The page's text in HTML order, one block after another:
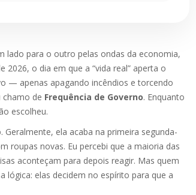
lado para o outro pelas ondas da economia,
o dia em que a “vida real” aperta o
— apenas apagando incêndios e torcendo
chamo de Frequência de Governo. Enquanto
escolheu.
ela acaba na primeira segunda-
roupas novas. Eu percebi que a maioria das
aconteçam para depois reagir. Mas quem
lógica: elas decidem no espírito para que a